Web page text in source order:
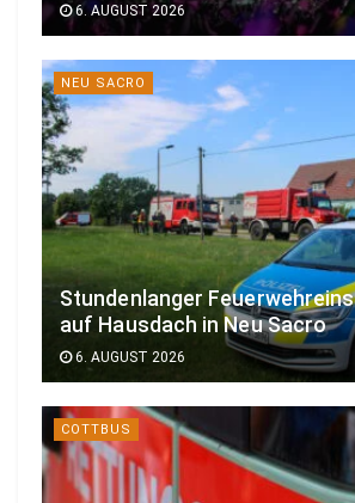
6. AUGUST 2026
NEU SACRO
Stundenlanger
auf Hausdach in Neu Sacro
6. AUGUST 2026
COTTBUS